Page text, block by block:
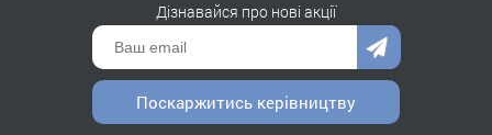
Дізнавайся про нові акції
Поскаржитись керівництву